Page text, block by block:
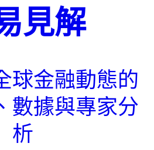
見解
球金融動態的
數據與專家分
析